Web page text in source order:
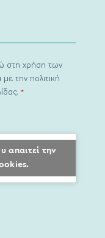
στη χρήση των
την πολιτική
*
απαιτεί την